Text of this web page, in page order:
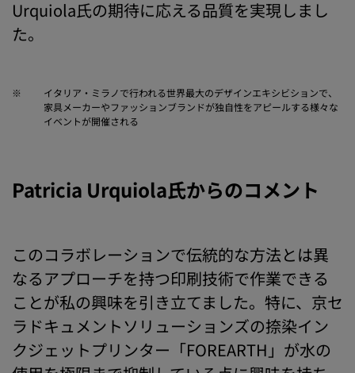
Urquiola氏の期待に応える品質を実現しまし
た。
※
イタリア・ミラノで行われる世界最大のデザインエキシビションで、
家具メーカーやファッションブランドが独自性をアピールする様々な
イベントが開催される
Patricia Urquiola氏からのコメント
このコラボレーションで伝統的な方法とは異
なるアプローチを持つ印刷技術で作業できる
ことが私の興味を引き立てました。特に、京セ
ラドキュメントソリューションズの捺染イン
クジェットプリンター「FOREARTH」が水の